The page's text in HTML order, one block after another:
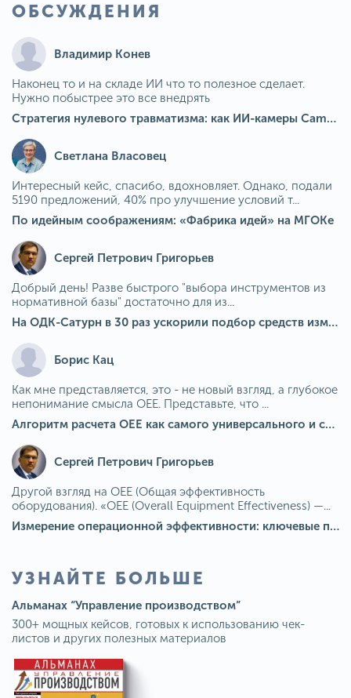
ОБСУЖДЕНИЯ
Владимир Конев
Наконец то и на складе ИИ что то полезное сделает.
Нужно побыстрее это все внедрять
Стратегия нулевого травматизма: как ИИ-камеры Camkord снижают риск наезда на пешехода при работе на погрузчике
Светлана Власовец
Интересный кейс, спасибо, вдохновляет. Однако, подали
5190 предложений, 40% про улучшение условий т...
По идейным соображениям: «Фабрика идей» на МГОКе
Сергей Петрович Григорьев
Добрый день! Разве быстрого "выбора инструментов из
нормативной базы" достаточно для из...
На ОДК-Сатурн в 30 раз ускорили подбор средств измерения для контроля качества продукции
Борис Кац
Как мне представляется, это - не новый взгляд, а глубокое
непонимание смысла OEE. Представьте, что ...
Алгоритм расчета ОЕЕ как самого универсального и современного показателя эффективности оборудования в мире
Сергей Петрович Григорьев
Другой взгляд на OEE (Общая эффективность
оборудования). «OEE (Overall Equipment Effectiveness) —...
Измерение операционной эффективности: ключевые показатели для непрерывного совершенствования
УЗНАЙТЕ БОЛЬШЕ
Альманах “Управление производством”
300+ мощных кейсов, готовых к использованию чек-
листов и других полезных материалов